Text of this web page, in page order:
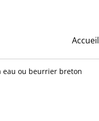
Accueil
eau ou beurrier breton